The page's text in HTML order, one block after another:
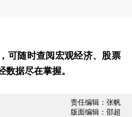
，可随时查阅宏观经济、股票
据尽在掌握。
责任编辑：张帆
版面编辑：邵超